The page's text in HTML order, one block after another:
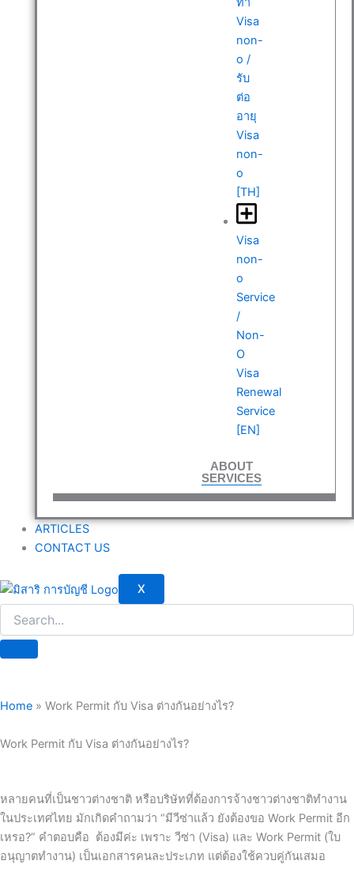
Visa
non-
o /
รับ
ต่อ
อายุ
Visa
non-
o
[TH]
Visa
non-
o
Service
/
Non-
O
Visa
Renewal
Service
[EN]
ABOUT
SERVICES
ARTICLES
CONTACT US
X
Home » Work Permit กับ Visa ต่างกันอย่างไร?
Work Permit กับ Visa ต่างกันอย่างไร?
หลายคนที่เป็นชาวต่างชาติ หรือบริษัทที่ต้องการจ้างชาวต่างชาติทำงาน
ในประเทศไทย มักเกิดคำถามว่า “มีวีซ่าแล้ว ยังต้องขอ Work Permit อีก
เหรอ?” คำตอบคือ ต้องมีค่ะ เพราะ วีซ่า (Visa) และ Work Permit (ใบ
อนุญาตทำงาน) เป็นเอกสารคนละประเภท แต่ต้องใช้ควบคู่กันเสมอ